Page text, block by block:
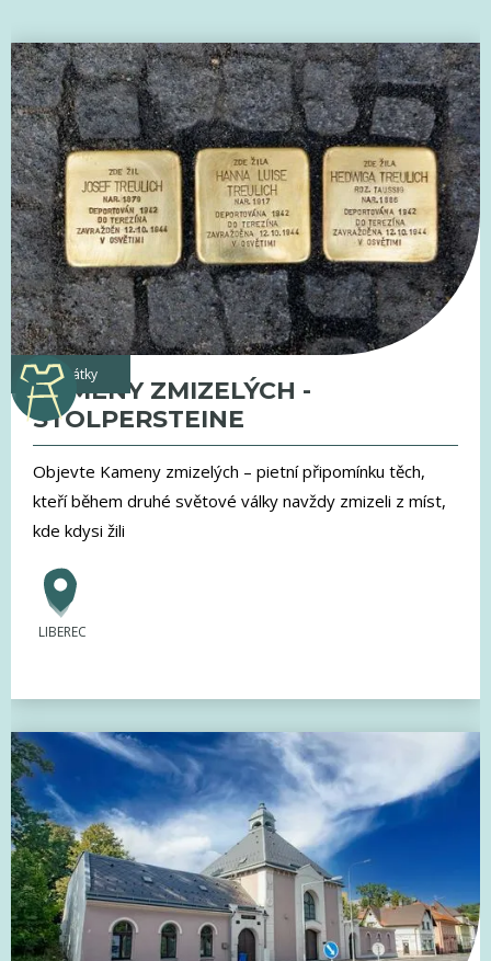
památky
KAMENY ZMIZELÝCH -
STOLPERSTEINE
Objevte Kameny zmizelých – pietní připomínku těch,
kteří během druhé světové války navždy zmizeli z míst,
kde kdysi žili
LIBEREC